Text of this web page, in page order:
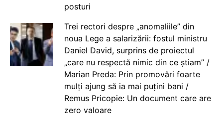
posturi
Trei rectori despre „anomaliile” din
noua Lege a salarizării: fostul ministru
Daniel David, surprins de proiectul
„care nu respectă nimic din ce știam” /
Marian Preda: Prin promovări foarte
mulți ajung să ia mai puțini bani /
Remus Pricopie: Un document care are
zero valoare